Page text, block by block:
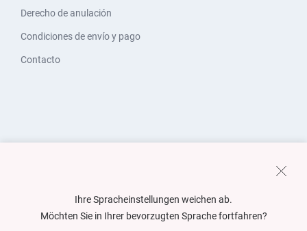
Derecho de anulación
Condiciones de envío y pago
Contacto
Ihre Spracheinstellungen weichen ab.
Möchten Sie in Ihrer bevorzugten Sprache fortfahren?